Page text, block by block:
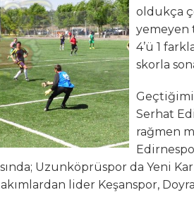
ŞAHİ’DEN KADIN MİLLİ TAKIMINA
Buca Deplasmanında Kayıp
Namazı beklerken Hakk’a yürüdü
Usta Pele Mehmet’i kaybettik
Takımını kuran gelsin
oldukça
yemeyen
4’ü 1
skorla
Serhat
rağmen
Uzunköprüspor da Yeni
lider Keşanspor,